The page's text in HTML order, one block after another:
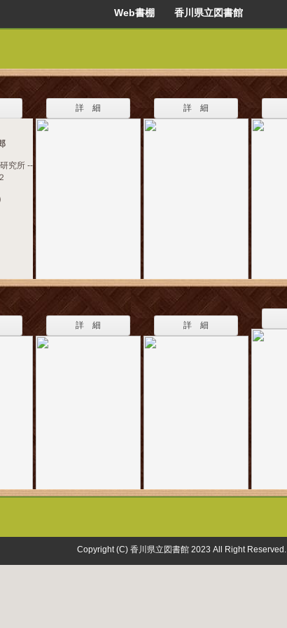
Web書棚 香川県立図書館
究所 --
詳 細 詳 細
詳 細 詳 細
Copyright (C) 香川県立図書館 2023 All Right Reserved.